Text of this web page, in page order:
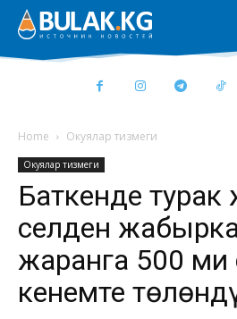
Home Окуялар тизмеги
Окуялар тизмеги
Баткенде
селден
жаранга 500
кенемте